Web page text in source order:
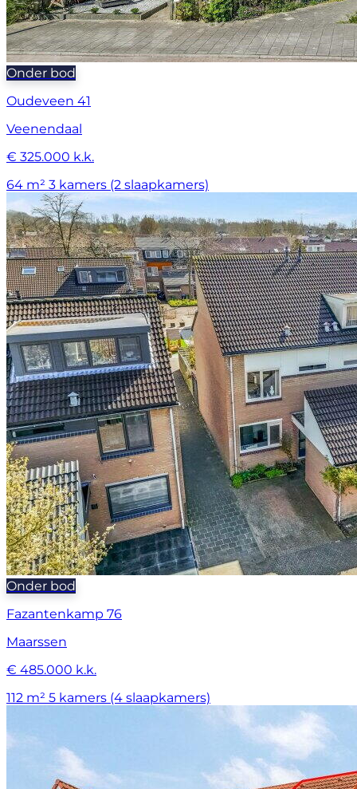
Onder bod
Oudeveen 41
Veenendaal
€ 325.000 k.k.
64 m² 3 kamers (2 slaapkamers)
Onder bod
Fazantenkamp 76
Maarssen
€ 485.000 k.k.
112 m² 5 kamers (4 slaapkamers)